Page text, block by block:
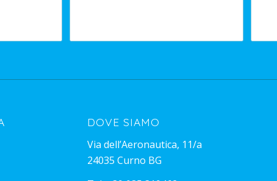
DOVE SIAMO
Via dell’Aeronautica, 11/a
24035 Curno BG